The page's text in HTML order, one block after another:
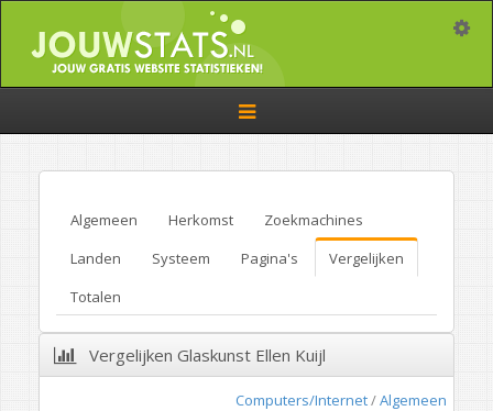
Toggle
navigation
Algemeen Herkomst
Zoekmachines
Landen
Systeem Pagina's
Vergelijken
Totalen
Vergelijken Glaskunst Ellen Kuijl
Computers/Internet/Algemeen